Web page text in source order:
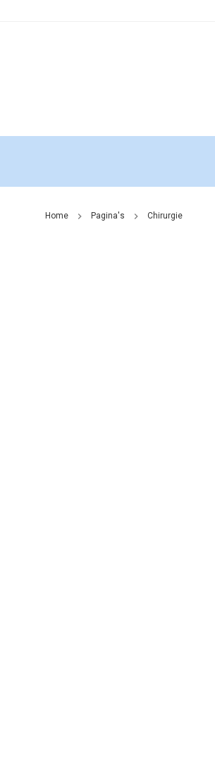
Home Pagina's Chirurgie